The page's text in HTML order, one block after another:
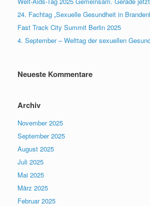
24. Fachtag „Sexuelle Gesundheit in
Fast Track City Summit Berlin 2025
4. September – Welttag der sexuellen
Neueste Kommentare
Archiv
November 2025
September 2025
August 2025
Juli 2025
Mai 2025
März 2025
Februar 2025